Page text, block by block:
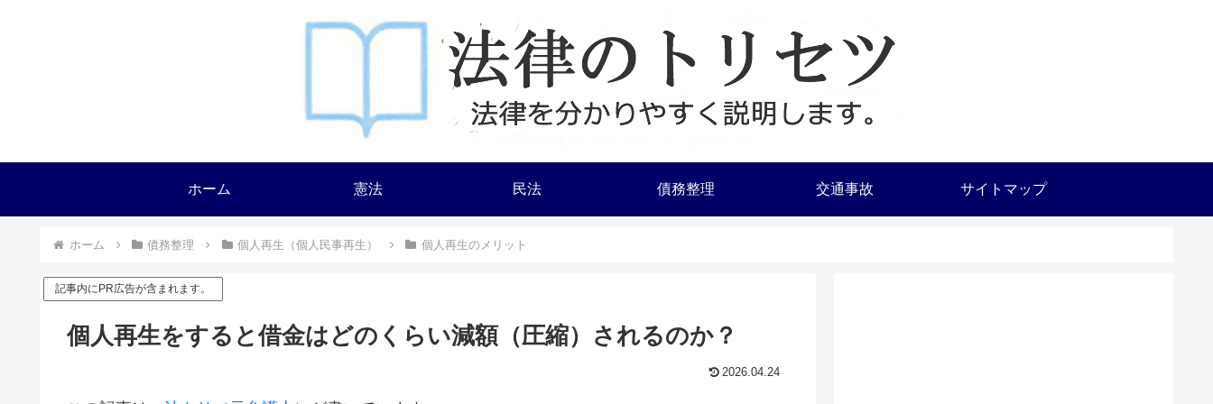
ホーム 憲法 民法 債務整理 交通事故 サイトマップ
ホーム 債務整理 個人再生（個人民事再生） 個人再生のメリット
記事内にPR広告が含まれます。
個人再生をすると借金はどのくらい減額（圧縮）されるのか？
2026.04.24